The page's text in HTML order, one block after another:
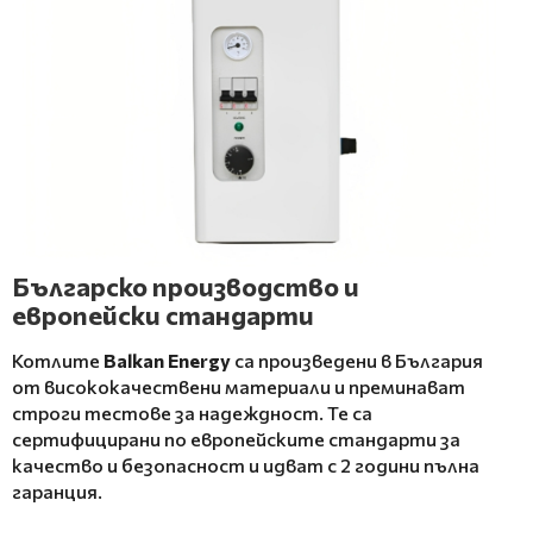
Българско производство и
европейски стандарти
Котлите Balkan Energy са произведени в България
от висококачествени материали и преминават
строги тестове за надеждност. Те са
сертифицирани по европейските стандарти за
качество и безопасност и идват с 2 години пълна
гаранция.